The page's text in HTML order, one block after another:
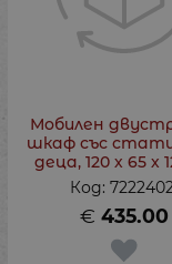
Мобилен
шкаф със
деца, 120 х 65 х
Код:
435.00
€